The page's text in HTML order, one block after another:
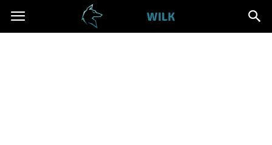
Cwanywilk.pl